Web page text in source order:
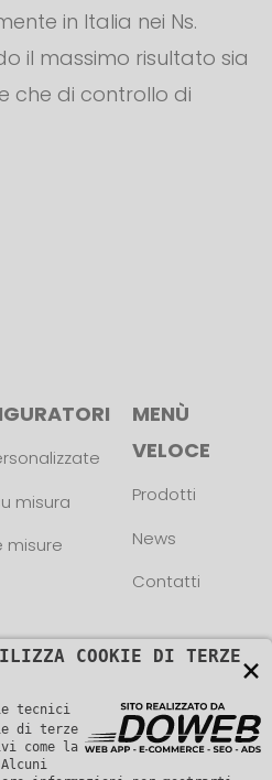
in Italia nei Ns.
il massimo risultato sia
che di controllo di
misura
misure
MENÙ
VELOCE
Prodotti
News
Contatti
& F. snc. P. IVA
sulla privacy
×
COOKIE DI TERZE
tecnici
di terze
come la